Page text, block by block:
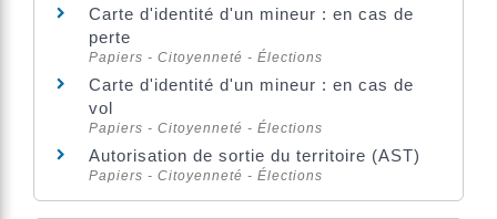
Carte d'identité d'un mineur : en cas de
perte
Papiers - Citoyenneté - Élections
Carte d'identité d'un mineur : en cas de
vol
Papiers - Citoyenneté - Élections
Autorisation de sortie du territoire (AST)
Papiers - Citoyenneté - Élections